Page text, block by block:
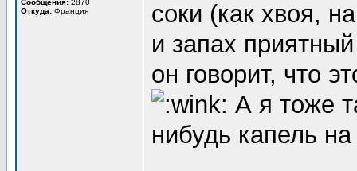
Сообщения: 2870
Откуда: Франция
соки (как хвоя,
и запах
он говорит, что
А я тоже
нибудь капель